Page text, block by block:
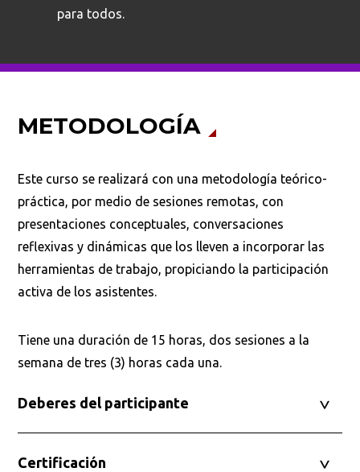
para todos.
METODOLOGÍA
Este curso se realizará con una metodología teórico-
práctica, por medio de sesiones remotas, con
presentaciones conceptuales, conversaciones
reflexivas y dinámicas que los lleven a incorporar las
herramientas de trabajo, propiciando la participación
activa de los asistentes.
Tiene una duración de 15 horas, dos sesiones a la
semana de tres (3) horas cada una.
Deberes del participante
Certificación